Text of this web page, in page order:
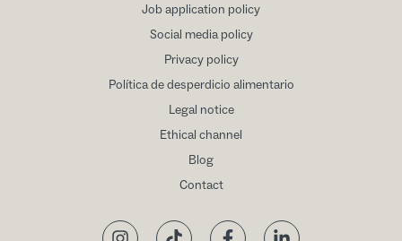
Job application policy
Social media policy
Privacy policy
Política de desperdicio alimentario
Legal notice
Ethical channel
Blog
Contact